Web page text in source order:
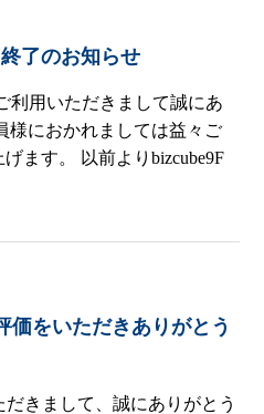
了のお知らせ
利用いただきまして誠にあ
様におかれましては益々ご
ます。 以前よりbizcube9F
価をいただきありがとう
だきまして、誠にありがとう